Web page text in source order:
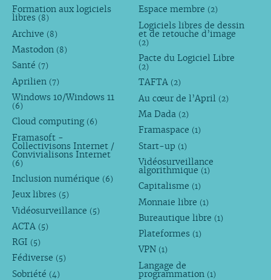
Formation aux logiciels
libres (8)
Archive (8)
Mastodon (8)
Santé (7)
Aprilien (7)
Windows 10/Windows 11
(6)
Cloud computing (6)
Framasoft -
Collectivisons Internet /
Convivialisons Internet
(6)
Inclusion numérique (6)
Jeux libres (5)
Vidéosurveillance (5)
ACTA (5)
RGI (5)
Fédiverse (5)
Sobriété (4)
Espace membre (2)
Logiciels libres de dessin
et de retouche d’image
(2)
Pacte du Logiciel Libre
(2)
TAFTA (2)
Au cœur de l’April (2)
Ma Dada (2)
Framaspace (1)
Start-up (1)
Vidéosurveillance
algorithmique (1)
Capitalisme (1)
Monnaie libre (1)
Bureautique libre (1)
Plateformes (1)
VPN (1)
Langage de
programmation (1)